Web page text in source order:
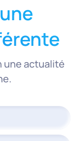
une actualité